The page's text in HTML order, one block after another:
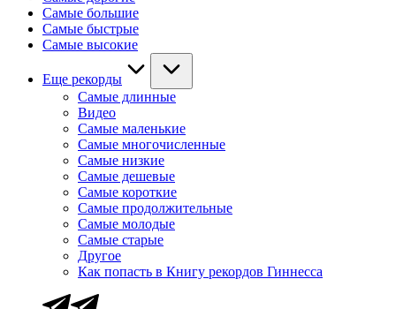
Самые большие
Самые быстрые
Самые высокие
Еще рекорды
Самые длинные
Видео
Самые маленькие
Самые многочисленные
Самые низкие
Самые дешевые
Самые короткие
Самые продолжительные
Самые молодые
Самые старые
Другое
Как попасть в Книгу рекордов Гиннесса
Telegram